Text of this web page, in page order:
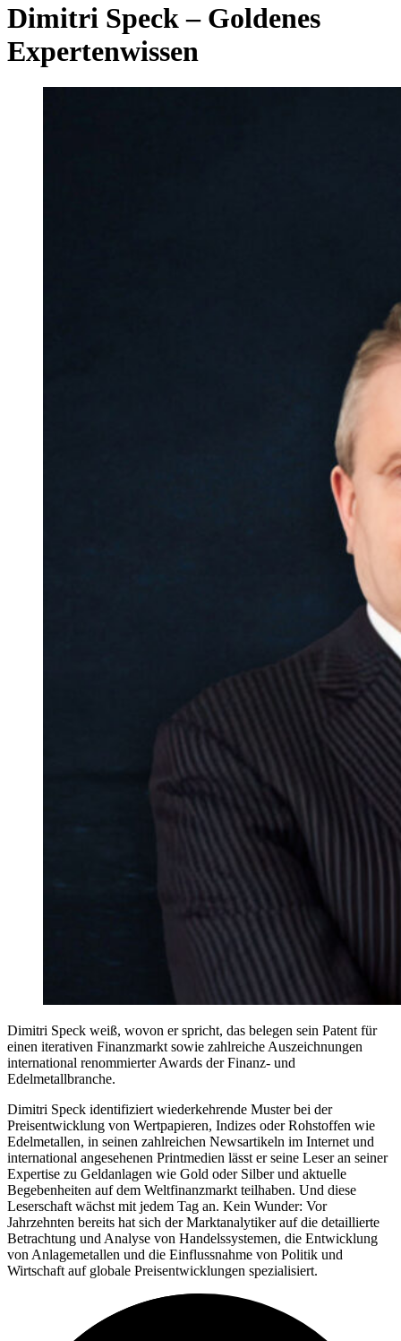
Dimitri Speck – Goldenes
Expertenwissen
Dimitri Speck weiß, wovon er spricht, das belegen sein Patent für
einen iterativen Finanzmarkt sowie zahlreiche Auszeichnungen
international renommierter Awards der Finanz- und
Edelmetallbranche.
Dimitri Speck identifiziert wiederkehrende Muster bei der
Preisentwicklung von Wertpapieren, Indizes oder Rohstoffen wie
Edelmetallen, in seinen zahlreichen Newsartikeln im Internet und
international angesehenen Printmedien lässt er seine Leser an seiner
Expertise zu Geldanlagen wie Gold oder Silber und aktuelle
Begebenheiten auf dem Weltfinanzmarkt teilhaben. Und diese
Leserschaft wächst mit jedem Tag an. Kein Wunder: Vor
Jahrzehnten bereits hat sich der Marktanalytiker auf die detaillierte
Betrachtung und Analyse von Handelssystemen, die Entwicklung
von Anlagemetallen und die Einflussnahme von Politik und
Wirtschaft auf globale Preisentwicklungen spezialisiert.